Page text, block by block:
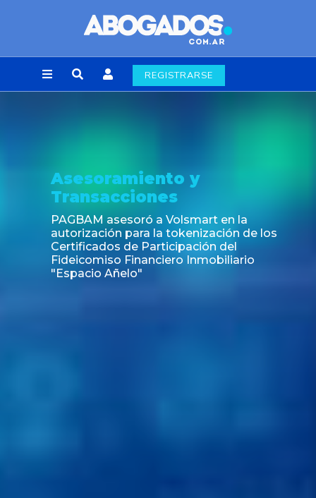
REGISTRARSE
Asesoramiento y
Transacciones
PAGBAM asesoró a Volsmart en la
autorización para la tokenización de los
Certificados de Participación del
Fideicomiso Financiero Inmobiliario
"Espacio Añelo"